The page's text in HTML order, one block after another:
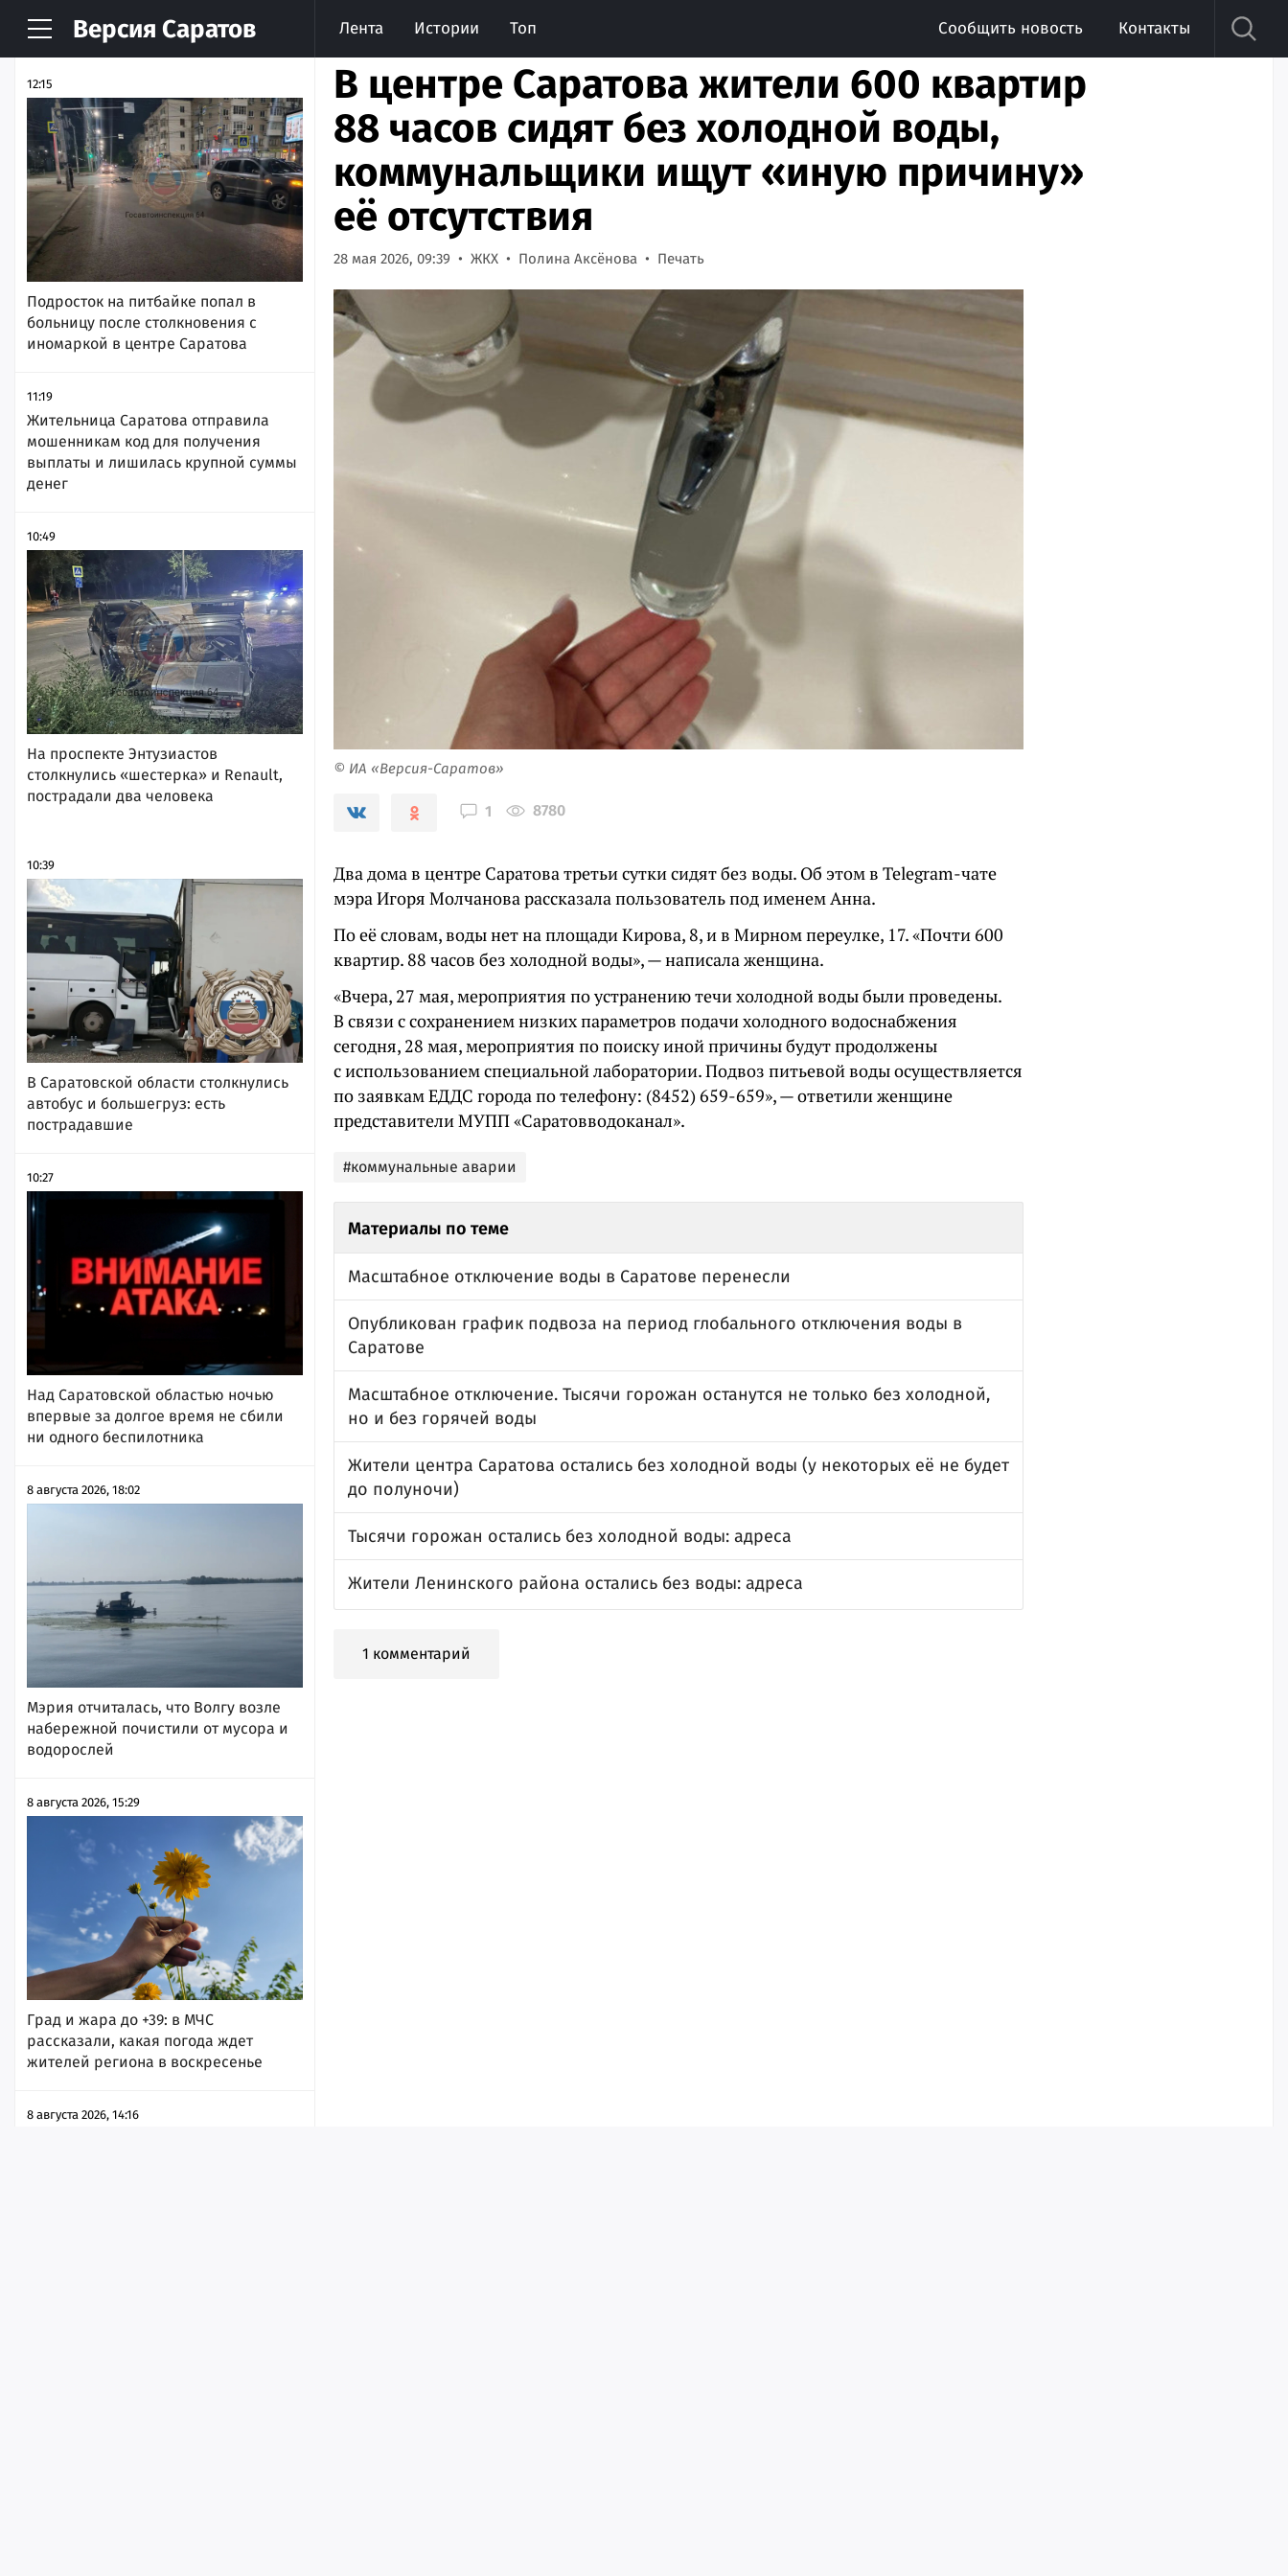
Версия Саратов Лента Истории Топ Сообщить новость Контакты
НОВОСТИ АРХИВ
12:15
Подросток на питбайке попал в
больницу после столкновения с
иномаркой в центре Саратова
11:19
Жительница Саратова отправила
мошенникам код для получения
выплаты и лишилась крупной суммы
денег
10:49
На проспекте Энтузиастов
столкнулись «шестерка» и Renault,
пострадали два человека
10:39
В Саратовской области столкнулись
автобус и большегруз: есть
пострадавшие
10:27
Над Саратовской областью ночью
впервые за долгое время не сбили
ни одного беспилотника
8 августа 2026, 18:02
Мэрия отчиталась, что Волгу возле
набережной почистили от мусора и
водорослей
8 августа 2026, 15:29
Град и жара до +39: в МЧС
рассказали, какая погода ждет
жителей региона в воскресенье
8 августа 2026, 14:16
В центре Саратова жители 600 квартир
88 часов сидят без холодной воды,
коммунальщики ищут «иную причину»
её отсутствия
28 мая 2026, 09:39 ЖКХ Полина Аксёнова Печать
© ИА «Версия-Саратов»
1 8780
Два дома в центре Саратова третьи сутки сидят без воды. Об этом в Telegram-чате
мэра Игоря Молчанова рассказала пользователь под именем Анна.
По её словам, воды нет на площади Кирова, 8, и в Мирном переулке, 17. «Почти 600
квартир. 88 часов без холодной воды», — написала женщина.
«Вчера, 27 мая, мероприятия по устранению течи холодной воды были проведены.
В связи с сохранением низких параметров подачи холодного водоснабжения
сегодня, 28 мая, мероприятия по поиску иной причины будут продолжены
с использованием специальной лаборатории. Подвоз питьевой воды осуществляется
по заявкам ЕДДС города по телефону: (8452) 659-659», — ответили женщине
представители МУПП «Саратовводоканал».
#коммунальные аварии
Материалы по теме
Масштабное отключение воды в Саратове перенесли
Опубликован график подвоза на период глобального отключения воды в
Саратове
Масштабное отключение. Тысячи горожан останутся не только без холодной,
но и без горячей воды
Жители центра Саратова остались без холодной воды (у некоторых её не будет
до полуночи)
Тысячи горожан остались без холодной воды: адреса
Жители Ленинского района остались без воды: адреса
1 комментарий